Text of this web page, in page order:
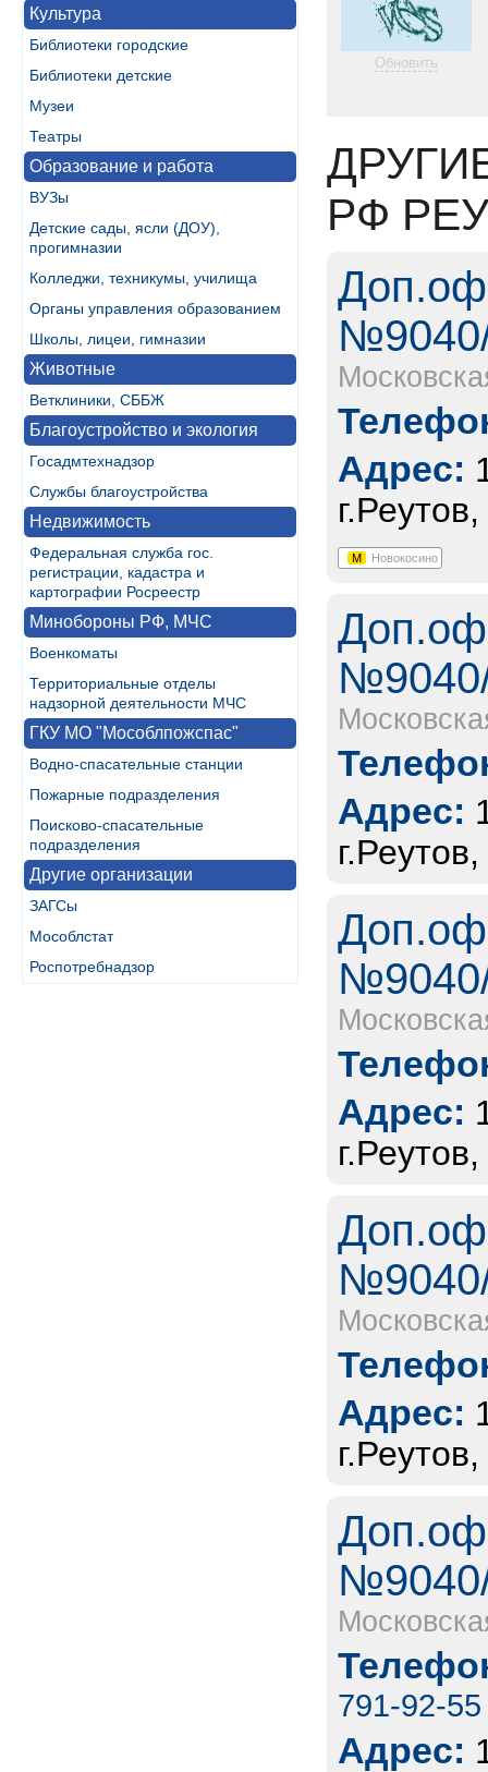
Культура
Библиотеки городские
Библиотеки детские
Музеи
Театры
Образование и работа
ВУЗы
Детские сады, ясли (ДОУ),
прогимназии
Колледжи, техникумы, училища
Органы управления образованием
Школы, лицеи, гимназии
Животные
Ветклиники, СББЖ
Благоустройство и экология
Госадмтехнадзор
Службы благоустройства
Недвижимость
Федеральная служба гос.
регистрации, кадастра и
картографии Росреестр
Минобороны РФ, МЧС
Военкоматы
Территориальные отделы
надзорной деятельности МЧС
ГКУ МО "Мособлпожспас"
Водно-спасательные станции
Пожарные подразделения
Поисково-спасательные
подразделения
Другие организации
ЗАГСы
Мособлстат
Роспотребнадзор
Обновить
РФ
Адрес:
М Новокосино
Адрес:
Адрес:
Адрес:
791-92-55
Адрес: